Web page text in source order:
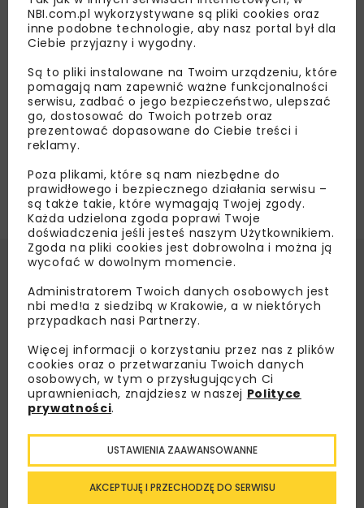
Grupa PKP CARGO przejmuje firmę Primol-
Rail
NBI.com.pl wykorzystywane są pliki cookies oraz
inne podobne technologie, aby nasz portal był dla
Ciebie przyjazny i wygodny.
Są to pliki instalowane na Twoim urządzeniu, które
pomagają nam zapewnić ważne funkcjonalności
serwisu, zadbać o jego bezpieczeństwo, ulepszać
go, dostosować do Twoich potrzeb oraz
prezentować dopasowane do Ciebie treści i
reklamy.
Poza plikami, które są nam niezbędne do
prawidłowego i bezpiecznego działania serwisu –
są także takie, które wymagają Twojej zgody.
Każda udzielona zgoda poprawi Twoje
doświadczenia jeśli jesteś naszym Użytkownikiem.
Zgoda na pliki cookies jest dobrowolna i można ją
wycofać w dowolnym momencie.
Administratorem Twoich danych osobowych jest
nbi med!a z siedzibą w Krakowie, a w niektórych
przypadkach nasi Partnerzy.
Więcej informacji o korzystaniu przez nas z plików
cookies oraz o przetwarzaniu Twoich danych
osobowych, w tym o przysługujących Ci
uprawnieniach, znajdziesz w naszej Polityce
prywatności.
AKCEPTUJĘ I PRZECHODZĘ DO SERWISU
USTAWIENIA ZAAWANSOWANNE